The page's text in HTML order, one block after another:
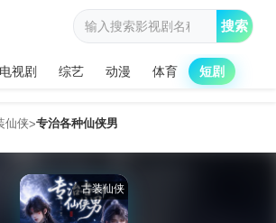
电视剧 综艺 动漫 体育 短剧
搜索
仙侠>专治各种仙侠男
古装仙侠